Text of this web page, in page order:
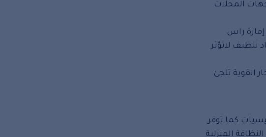
المحلات
راس
تنظيف لاتؤثر
القوية تلجئ
توفر
المنزلية